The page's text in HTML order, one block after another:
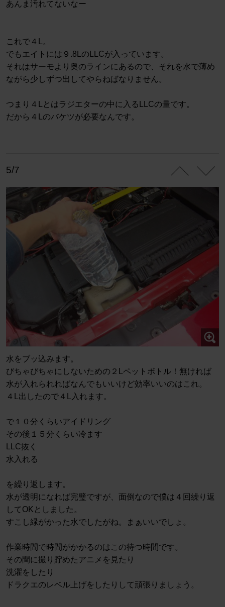
あんま汚れてないなー
これで４L。
でもエイトには９.8LのLLCが入っています。
それはサーモより奥のラインにあるので、それを水で薄め
ながら少しずつ出してやらねばなりません。
つまり４Lとはラジエターの中に入るLLCの量です。
だから４Lのバケツが必要なんです。
5/7
水をブッ込みます。
びちゃびちゃにしないための２Lペットボトル！無ければ
水が入れられればなんでもいいけど効率いいのはこれ。
４L出したので４L入れます。
で１０分くらいアイドリング
その後１５分くらい冷ます
LLC抜く
水入れる
を繰り返します。
水が透明になれば完璧ですが、面倒なので僕は４回繰り返
してOKとしました。
すこし緑がかった水でしたがね。まぁいいでしょ。
作業時間で時間がかかるのはこの待つ時間です。
その間に撮り貯めたアニメを見たり
洗濯をしたり
ドラクエのレベル上げをしたりして頑張りましょう。